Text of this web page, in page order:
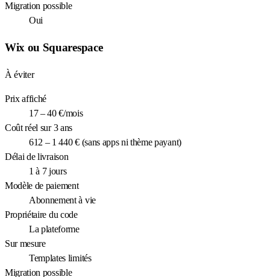
Migration possible
Oui
Wix ou Squarespace
À éviter
Prix affiché
17 – 40 €/mois
Coût réel sur 3 ans
612 – 1 440 € (sans apps ni thème payant)
Délai de livraison
1 à 7 jours
Modèle de paiement
Abonnement à vie
Propriétaire du code
La plateforme
Sur mesure
Templates limités
Migration possible